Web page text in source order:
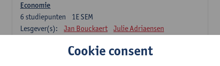
Economie
1E SEM
6 studiepunten
Lesgever(s):
Jan Bouckaert Julie Adriaensen
Domein 3. Bedrijfseconomie
Cookie consent